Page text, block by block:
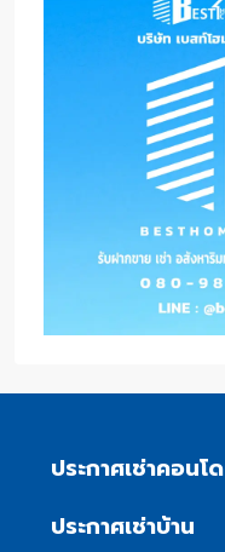
ประกาศเช่าคอนโด
ประกาศเช่าบ้าน